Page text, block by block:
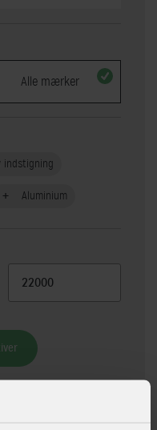
Alle mærker
indstigning
Aluminium